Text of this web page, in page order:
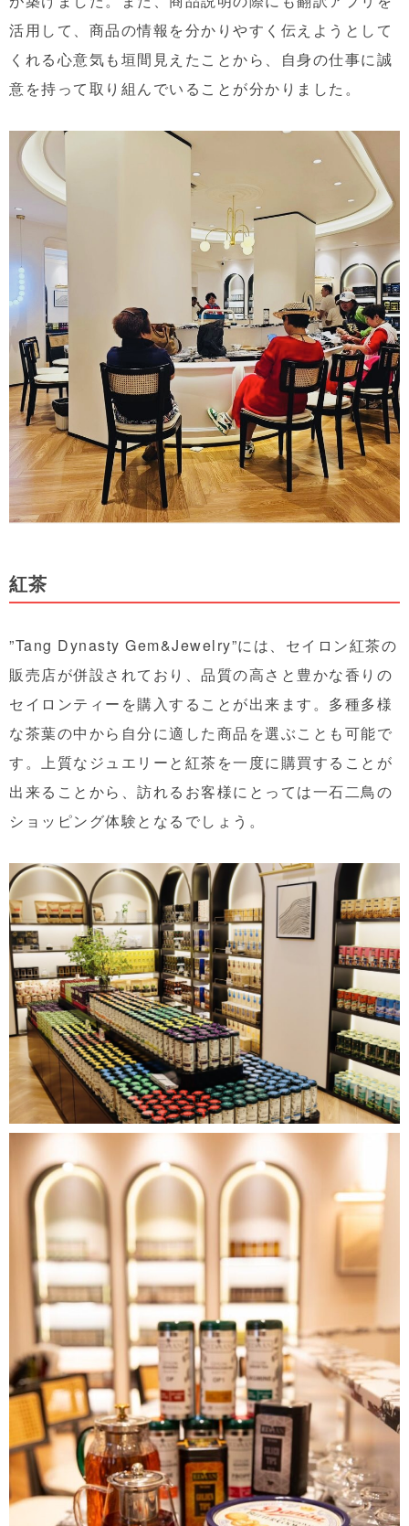
活用して、商品の情報を分かりやすく伝えようとして
くれる心意気も垣間見えたことから、自身の仕事に誠
意を持って取り組んでいることが分かりました。
紅茶
”Tang Dynasty Gem&Jewelry”には、セイロン紅茶の
販売店が併設されており、品質の高さと豊かな香りの
セイロンティーを購入することが出来ます。多種多様
な茶葉の中から自分に適した商品を選ぶことも可能で
す。上質なジュエリーと紅茶を一度に購買することが
出来ることから、訪れるお客様にとっては一石二鳥の
ショッピング体験となるでしょう。